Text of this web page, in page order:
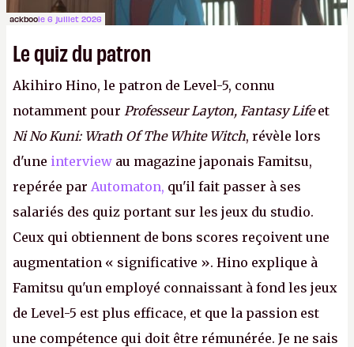
ackboole 6 juillet 2026
Le quiz du patron
Akihiro Hino, le patron de Level-5, connu
notamment pour Professeur Layton, Fantasy Lifeet
Ni No Kuni: Wrath Of The White Witch, révèle lors
d'une interview au magazine japonais Famitsu,
repérée par Automaton, qu'il fait passer à ses
salariés des quiz portant sur les jeux du studio.
Ceux qui obtiennent de bons scores reçoivent une
augmentation « significative ». Hino explique à
Famitsu qu'un employé connaissant à fond les jeux
de Level-5 est plus efficace, et que la passion est
une compétence qui doit être rémunérée. Je ne sais